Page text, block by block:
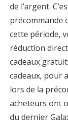
de l’argent.
précommande
cette période,
réduction
cadeaux
cadeaux, pour
lors de la
acheteurs ont
du dernier